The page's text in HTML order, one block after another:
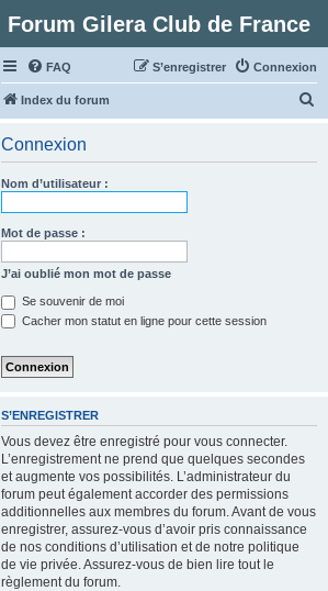
Forum Gilera Club de France
FAQ Connexion
S’enregistrer
Index du forum
Connexion
Nom d’utilisateur :
Mot de passe :
J’ai oublié mon mot de passe
Se souvenir de moi
Cacher mon statut en ligne pour cette session
S’ENREGISTRER
Vous devez être enregistré pour vous connecter.
L’enregistrement ne prend que quelques secondes
et augmente vos possibilités. L’administrateur du
forum peut également accorder des permissions
additionnelles aux membres du forum. Avant de vous
enregistrer, assurez-vous d’avoir pris connaissance
de nos conditions d’utilisation et de notre politique
de vie privée. Assurez-vous de bien lire tout le
règlement du forum.